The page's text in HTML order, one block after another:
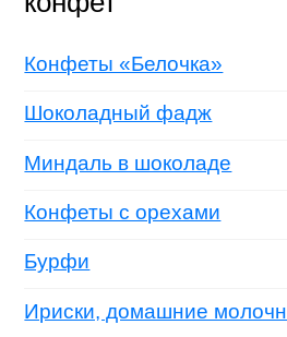
Конфеты «Белочка»
Шоколадный фадж
Миндаль в шоколаде
Конфеты с орехами
Бурфи
Ириски, домашние